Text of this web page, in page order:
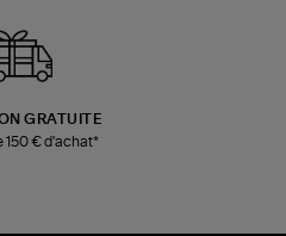
GRATUITE
150 € d'achat*